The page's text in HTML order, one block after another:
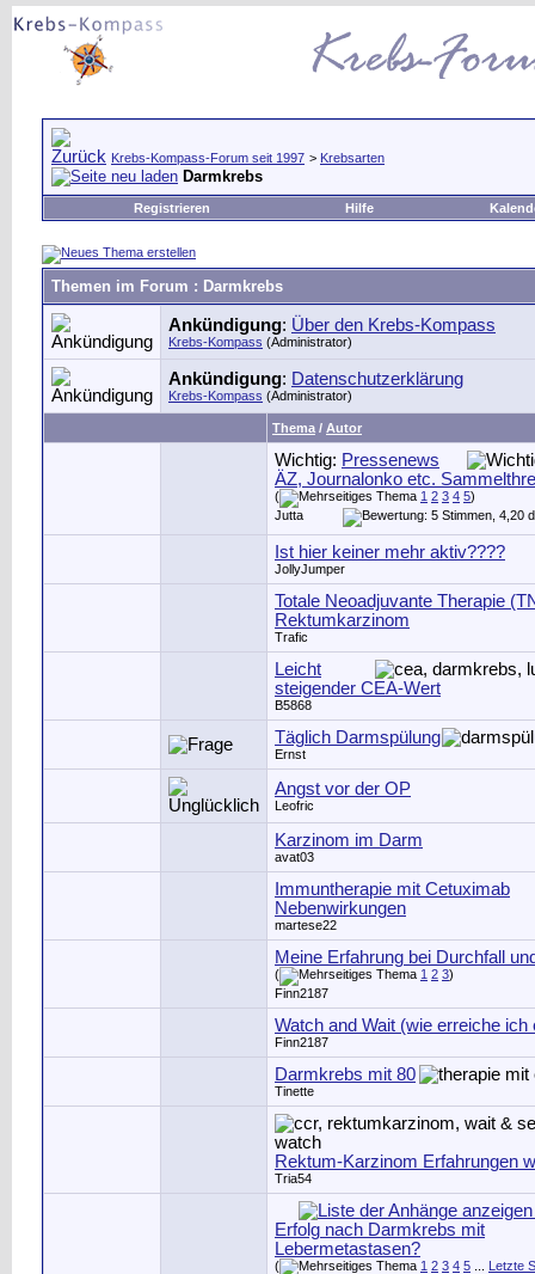
Krebs-Kompass-Forum seit 1997 > Krebsarten
Darmkrebs
Registrieren Hilfe
Themen im Forum : Darmkrebs
Ankündigung: Über den Krebs-Kompass
Krebs-Kompass (Administrator)
Ankündigung: Datenschutzerklärung
Krebs-Kompass (Administrator)
Thema / Autor
Wichtig: Pressenews
ÄZ, Journalonko etc.
( 1 2 3 4 5)
Jutta
Ist hier keiner mehr aktiv????
JollyJumper
Totale Neoadjuvante Therapie
Rektumkarzinom
Trafic
Leicht
steigender CEA-Wert
B5868
Täglich Darmspülung
Ernst
Angst vor der OP
Leofric
Karzinom im Darm
avat03
Immuntherapie mit Cetuximab
Nebenwirkungen
martese22
Meine Erfahrung bei Durchfall
( 1 2 3)
Finn2187
Watch and Wait (wie erreiche ich
Finn2187
Darmkrebs mit 80
Tinette
Rektum-Karzinom Erfahrungen
Tria54
Erfolg nach Darmkrebs mit
Lebermetastasen?
( 1 2 3 4 5
Letzte